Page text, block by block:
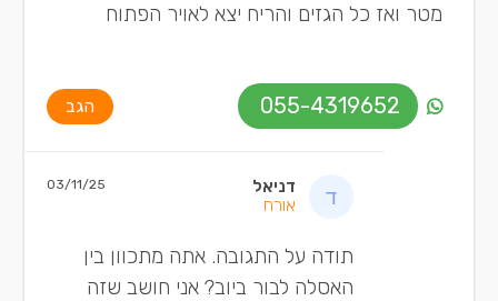
מטר ואז כל הגזים והריח יצא לאויר הפתוח
055-4319652 הגב
דניאל
אורח
03/11/25
תודה על התגובה. אתה מתכוון בין
האסלה לבור ביוב? אני חושב שזה